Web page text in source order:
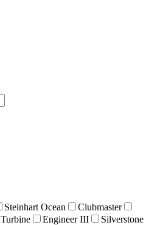
Steinhart Ocean
Clubmaster
Turbine Engineer III
Silverstone